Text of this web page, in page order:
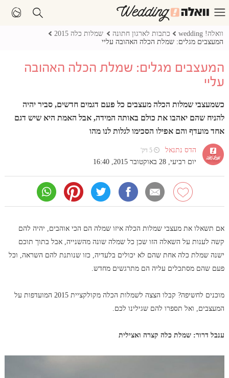
וואלה! wedding כתבות לארגון חתונה
שמלות כלה 2015
המעצבים מגלים: שמלת הכלה האהובה עליי
המעצבים מגלים: שמלת הכלה האהובה
עליי
כשמעצבי שמלות הכלה מעצבים כל פעם דגמים חדשים, סביר יהיה
להניח שהם יאהבו את כולם באותה המידה, אבל האמת היא שיש דגם
אחד מועדף והם אפילו הסכימו לגלות לנו מהו
הדס נתנאל ⏲ 5 דק'
יום רביעי, 28 באוקטובר 2015, 16:40
אם תשאלו את מעצבי שמלות הכלה איזו שמלה הם הכי אוהבים, יהיה להם
קשה לענות על השאלה הזו שכן כל שמלה שונה מהשנייה, אבל בתוך תוכם
ישנה שמלת כלה אחת שהם לא יכולים בלעדיה, כזו שנותנת להם השראה, וכל
פעם שהם מסתכלים עליה הם מתרגשים מחדש.
מוכנים לחשיפה? קבלו הצצה לשמלות הכלה מקולקציית 2015 המועדפות על
המעצבים, ואל תספרו להם שגילינו לכם.
ענבל דרור: שמלת כלה קצרה ואצילית